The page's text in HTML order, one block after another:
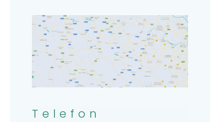
Telefon